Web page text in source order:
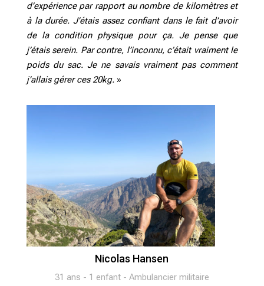
d’expérience par rapport au nombre de kilomètres et
à la durée. J’étais assez confiant dans le fait d’avoir
de la condition physique pour ça. Je pense que
j’étais serein. Par contre, l’inconnu, c’était vraiment le
poids du sac. Je ne savais vraiment pas comment
j’allais gérer ces 20kg.»
Nicolas Hansen
31 ans - 1 enfant - Ambulancier militaire